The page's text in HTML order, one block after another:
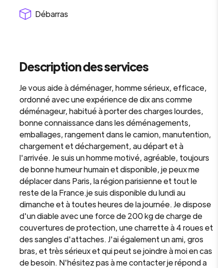
Débarras
Description des services
Je vous aide à déménager, homme sérieux, efficace,
ordonné avec une expérience de dix ans comme
déménageur, habitué à porter des charges lourdes,
bonne connaissance dans les déménagements,
emballages, rangement dans le camion, manutention,
chargement et déchargement, au départ et à
l'arrivée. Je suis un homme motivé, agréable, toujours
de bonne humeur humain et disponible, je peux me
déplacer dans Paris, la région parisienne et tout le
reste de la France.je suis disponible du lundi au
dimanche et à toutes heures de la journée. Je dispose
d'un diable avec une force de 200 kg de charge de
couvertures de protection, une charrette à 4 roues et
des sangles d'attaches. J'ai également un ami, gros
bras, et très sérieux et qui peut se joindre à moi en cas
de besoin. N'hésitez pas à me contacter je répond a